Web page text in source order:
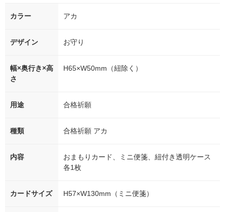
カラー アカ
デザイン お守り
幅×奥行き×高
さ
H65×W50mm（紐除く）
用途 合格祈願
種類 合格祈願 アカ
内容
おまもりカード、ミニ便箋、紐付き透明ケース
各1枚
カードサイズ H57×W130mm（ミニ便箋）